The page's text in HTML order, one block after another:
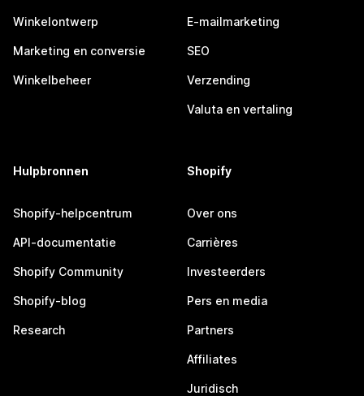
Winkelontwerp
Marketing en conversie
Winkelbeheer
E-mailmarketing
SEO
Verzending
Valuta en vertaling
Hulpbronnen
Shopify-helpcentrum
API-documentatie
Shopify Community
Shopify-blog
Research
Shopify
Over ons
Carrières
Investeerders
Pers en media
Partners
Affiliates
Juridisch